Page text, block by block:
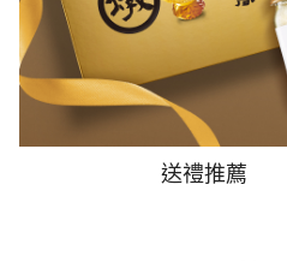
送禮推薦